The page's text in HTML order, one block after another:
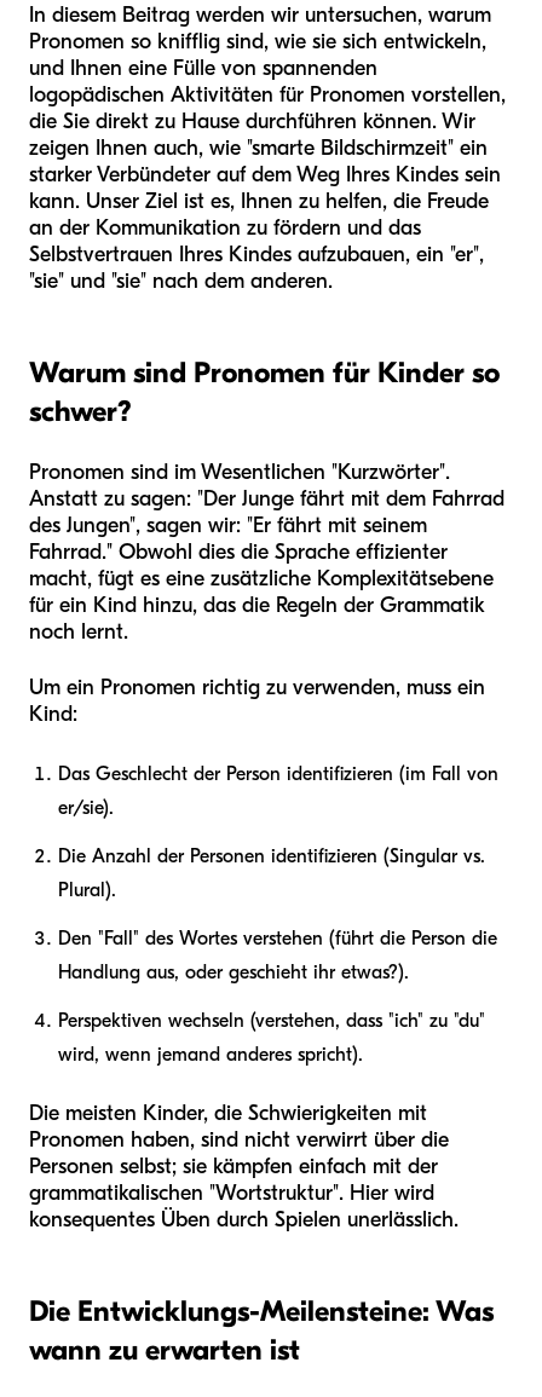
In diesem Beitrag werden wir untersuchen, warum
Pronomen so knifflig sind, wie sie sich entwickeln,
und Ihnen eine Fülle von spannenden
logopädischen Aktivitäten für Pronomen vorstellen,
die Sie direkt zu Hause durchführen können. Wir
zeigen Ihnen auch, wie "smarte Bildschirmzeit" ein
starker Verbündeter auf dem Weg Ihres Kindes sein
kann. Unser Ziel ist es, Ihnen zu helfen, die Freude
an der Kommunikation zu fördern und das
Selbstvertrauen Ihres Kindes aufzubauen, ein "er",
"sie" und "sie" nach dem anderen.
Warum sind Pronomen für Kinder so
schwer?
Pronomen sind im Wesentlichen "Kurzwörter".
Anstatt zu sagen: "Der Junge fährt mit dem Fahrrad
des Jungen", sagen wir: "Er fährt mit seinem
Fahrrad." Obwohl dies die Sprache effizienter
macht, fügt es eine zusätzliche Komplexitätsebene
für ein Kind hinzu, das die Regeln der Grammatik
noch lernt.
Um ein Pronomen richtig zu verwenden, muss ein
Kind:
Das Geschlecht der Person identifizieren (im Fall von
er/sie).
Die Anzahl der Personen identifizieren (Singular vs.
Plural).
Den "Fall" des Wortes verstehen (führt die Person die
Handlung aus, oder geschieht ihr etwas?).
Perspektiven wechseln (verstehen, dass "ich" zu "du"
wird, wenn jemand anderes spricht).
Die meisten Kinder, die Schwierigkeiten mit
Pronomen haben, sind nicht verwirrt über die
Personen selbst; sie kämpfen einfach mit der
grammatikalischen "Wortstruktur". Hier wird
konsequentes Üben durch Spielen unerlässlich.
Die Entwicklungs-Meilensteine: Was
wann zu erwarten ist